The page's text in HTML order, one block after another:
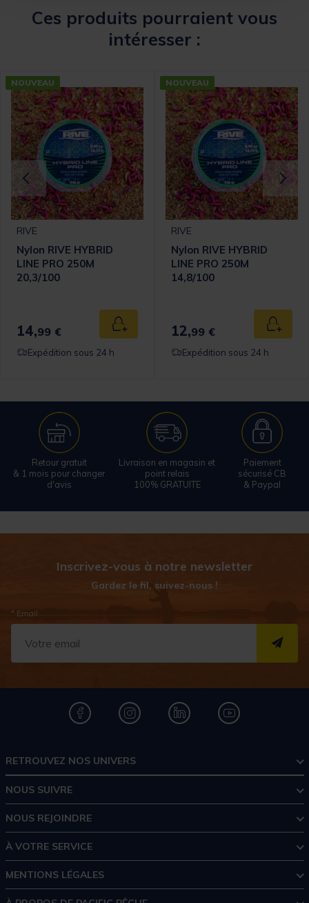
Ces produits pourraient vous
intéresser :
panier
NOUVEAU
RIVE
Nylon RIVE HYBRID
LINE PRO 250M
20,3/100
14,99 € Ajouter au panier
Expédition sous 24 h
NOUVEAU
RIVE
Nylon RIVE HYBRID
LINE PRO 250M
14,8/100
12,99 €
Expédition sous 24 h
Retour gratuit
& 1 mois pour changer
d'avis
Livraison en magasin et
point relais
100% GRATUITE
Paiement
sécurisé CB
& Paypal
Inscrivez-vous à notre newsletter
Gardez le fil, suivez-nous !
* Email
RETROUVEZ NOS UNIVERS
NOUS SUIVRE
NOUS REJOINDRE
À VOTRE SERVICE
MENTIONS LÉGALES